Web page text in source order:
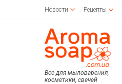
Новости Рецепты
Все для мыловарения,
косметики, свечей